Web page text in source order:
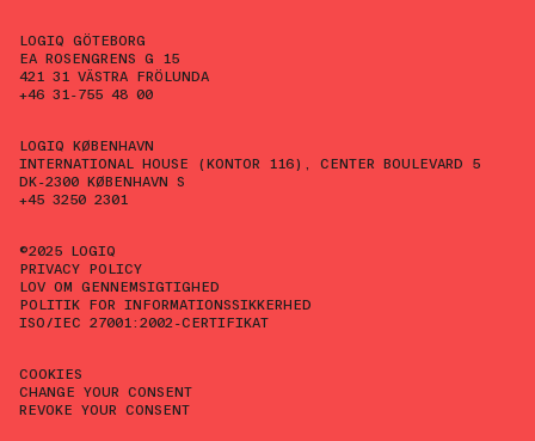
LOGIQ GÖTEBORG
EA ROSENGRENS G 15
421 31 VÄSTRA FRÖLUNDA
+46 31-755 48 00
LOGIQ KØBENHAVN
INTERNATIONAL HOUSE (KONTOR 116), CENTER BOULEVARD 5
DK-2300 KØBENHAVN S
+45 3250 2301
©2025 LOGIQ
PRIVACY POLICY
LOV OM GENNEMSIGTIGHED
POLITIK FOR INFORMATIONSSIKKERHED
ISO/IEC 27001:2002-CERTIFIKAT
COOKIES
CHANGE YOUR CONSENT
REVOKE YOUR CONSENT